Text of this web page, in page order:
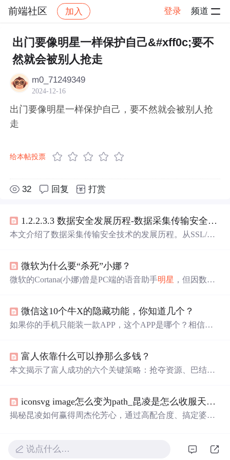
前端社区 加入 登录 频道
社区 前端社区 感慨 帖子详情
出门要像明星一样保护自己&#xff0c;要不
然就会被别人抢走
m0_71249349
2024-12-16
出门要像明星一样保护自己，要不然就会被别人抢
走
给本帖投票
32 回复 打赏
1.2.2.3.3 数据安全发展历程-数据采集传输安全：数据传输网络安全
本文介绍了数据采集传输安全技术的发展历程。从SSL/TL
步让数据在网络中更安全、自由地流动，了解它们能更好
保护数据。
微软为什么要“杀死”小娜？
微软的Cortana(小娜)曾是PC端的语音助手明星 ，但因数据
车载等领域的应用正逐渐扩大，展现出广阔前景。
微信这10个牛X的隐藏功能，你知道几个？
如果你的手机只能装一款APP，这个APP是哪个？相信很
能中，你用过超过5个，欢迎留言告...
富人依靠什么可以挣那么多钱？
本文揭示了富人成功的六个关键策略：抢夺资源、巴结权
增长。
iconsvg image怎么变为path_昆凌是怎么收服天王周杰伦的？这几招太高明了
揭秘昆凌如何赢得周杰伦芳心，通过高配合度、搞定婆婆
说点什么…